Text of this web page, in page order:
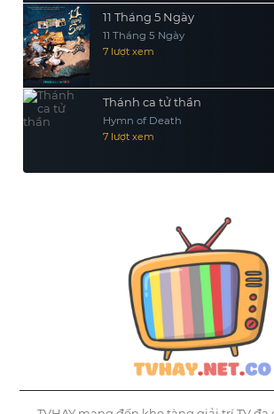
11 Tháng 5 Ngày
11 Tháng 5 Ngày
7 lượt xem
Thánh ca tử thần
Hymn of Death
7 lượt xem